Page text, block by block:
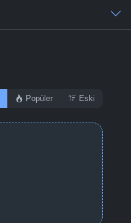
Popüler Eski